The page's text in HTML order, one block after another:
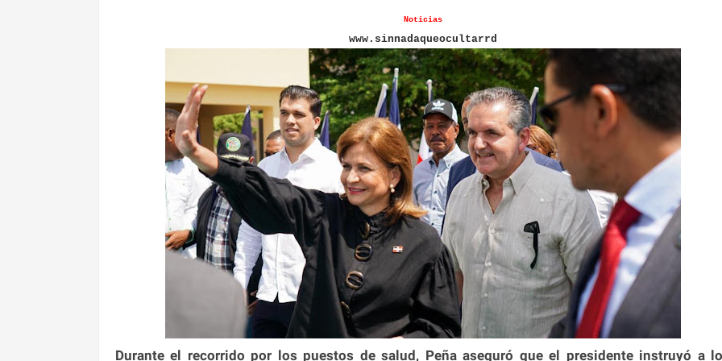
Noticias
www.sinnadaqueocultarrd
Durante el recorrido por los puestos de salud, Peña aseguró que el presidente instruyó a